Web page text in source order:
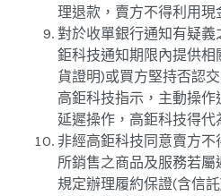
理退款，賣方不得利用現
對於收單銀行通知有疑
鉅科技通知期限內提供相
貨證明)或買方堅持否認
高鉅科技指示，主動操
延遲操作，高鉅科技得代
非經高鉅科技同意賣方
所銷售之商品及服務若
規定辦理履約保證(含信